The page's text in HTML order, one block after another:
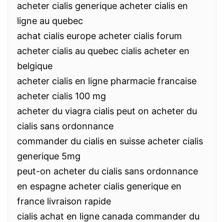
acheter cialis generique acheter cialis en
ligne au quebec
achat cialis europe acheter cialis forum
acheter cialis au quebec cialis acheter en
belgique
acheter cialis en ligne pharmacie francaise
acheter cialis 100 mg
acheter du viagra cialis peut on acheter du
cialis sans ordonnance
commander du cialis en suisse acheter cialis
generique 5mg
peut-on acheter du cialis sans ordonnance
en espagne acheter cialis generique en
france livraison rapide
cialis achat en ligne canada commander du